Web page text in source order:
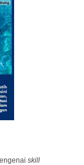
skill